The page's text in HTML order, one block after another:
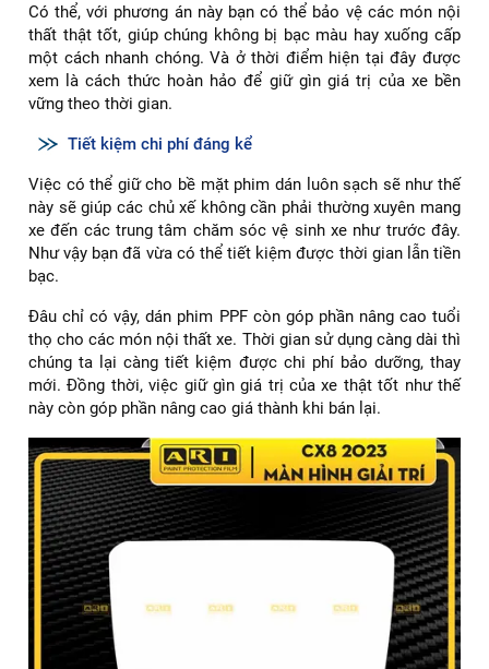
Có thể, với phương án này bạn có thể bảo vệ các món nội
thất thật tốt, giúp chúng không bị bạc màu hay xuống cấp
một cách nhanh chóng. Và ở thời điểm hiện tại đây được
xem là cách thức hoàn hảo để giữ gìn giá trị của xe bền
vững theo thời gian.
Tiết kiệm chi phí đáng kể
Việc có thể giữ cho bề mặt phim dán luôn sạch sẽ như thế
này sẽ giúp các chủ xế không cần phải thường xuyên mang
xe đến các trung tâm chăm sóc vệ sinh xe như trước đây.
Như vậy bạn đã vừa có thể tiết kiệm được thời gian lẫn tiền
bạc.
Đâu chỉ có vậy, dán phim PPF còn góp phần nâng cao tuổi
thọ cho các món nội thất xe. Thời gian sử dụng càng dài thì
chúng ta lại càng tiết kiệm được chi phí bảo dưỡng, thay
mới. Đồng thời, việc giữ gìn giá trị của xe thật tốt như thế
này còn góp phần nâng cao giá thành khi bán lại.